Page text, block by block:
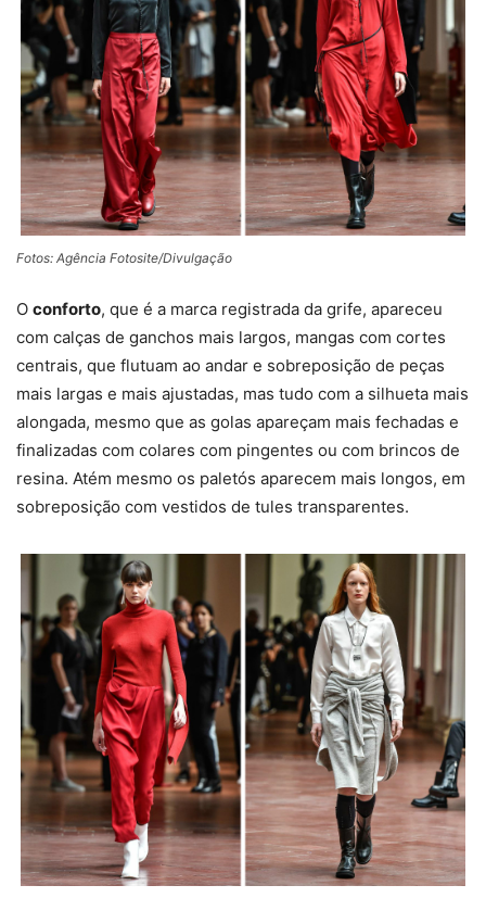
Fotos: Agência Fotosite/Divulgação
O conforto, que é a marca registrada da grife, apareceu
com calças de ganchos mais largos, mangas com cortes
centrais, que flutuam ao andar e sobreposição de peças
mais largas e mais ajustadas, mas tudo com a silhueta mais
alongada, mesmo que as golas apareçam mais fechadas e
finalizadas com colares com pingentes ou com brincos de
resina. Atém mesmo os paletós aparecem mais longos, em
sobreposição com vestidos de tules transparentes.